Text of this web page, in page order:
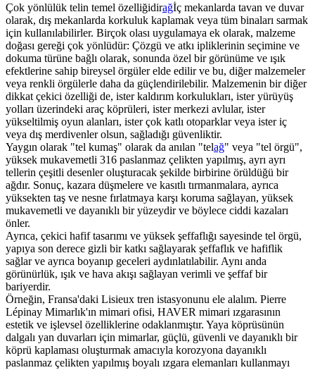
Çok yönlülük telin temel özelliğidirağİç mekanlarda tavan ve duvar
olarak, dış mekanlarda korkuluk kaplamak veya tüm binaları sarmak
için kullanılabilirler. Birçok olası uygulamaya ek olarak, malzeme
doğası gereği çok yönlüdür: Çözgü ve atkı ipliklerinin seçimine ve
dokuma türüne bağlı olarak, sonunda özel bir görünüme ve ışık
efektlerine sahip bireysel örgüler elde edilir ve bu, diğer malzemeler
veya renkli örgülerle daha da güçlendirilebilir. Malzemenin bir diğer
dikkat çekici özelliği de, ister kaldırım korkulukları, ister yürüyüş
yolları üzerindeki araç köprüleri, ister merkezi avlular, ister
yükseltilmiş oyun alanları, ister çok katlı otoparklar veya ister iç
veya dış merdivenler olsun, sağladığı güvenliktir.
Yaygın olarak "tel kumaş" olarak da anılan "telağ" veya "tel örgü",
yüksek mukavemetli 316 paslanmaz çelikten yapılmış, ayrı ayrı
tellerin çeşitli desenler oluşturacak şekilde birbirine örüldüğü bir
ağdır. Sonuç, kazara düşmelere ve kasıtlı tırmanmalara, ayrıca
yüksekten taş ve nesne fırlatmaya karşı koruma sağlayan, yüksek
mukavemetli ve dayanıklı bir yüzeydir ve böylece ciddi kazaları
önler.
Ayrıca, çekici hafif tasarımı ve yüksek şeffaflığı sayesinde tel örgü,
yapıya son derece gizli bir katkı sağlayarak şeffaflık ve hafiflik
sağlar ve ayrıca boyanıp geceleri aydınlatılabilir. Aynı anda
görünürlük, ışık ve hava akışı sağlayan verimli ve şeffaf bir
bariyerdir.
Örneğin, Fransa'daki Lisieux tren istasyonunu ele alalım. Pierre
Lépinay Mimarlık'ın mimari ofisi, HAVER mimari ızgarasının
estetik ve işlevsel özelliklerine odaklanmıştır. Yaya köprüsünün
dalgalı yan duvarları için mimarlar, güçlü, güvenli ve dayanıklı bir
köprü kaplaması oluşturmak amacıyla korozyona dayanıklı
paslanmaz çelikten yapılmış boyalı ızgara elemanları kullanmayı